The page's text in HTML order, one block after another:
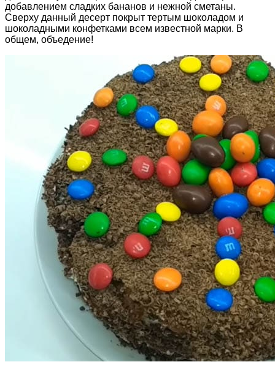
добавлением сладких бананов и нежной сметаны.
Сверху данный десерт покрыт тертым шоколадом и
шоколадными конфетками всем известной марки. В
общем, объедение!